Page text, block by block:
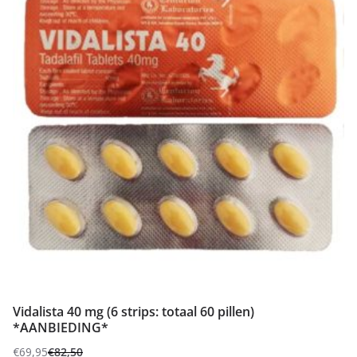
Vidalista 40 mg (6 strips: totaal 60 pillen)
*AANBIEDING*
€82,50
€69,95